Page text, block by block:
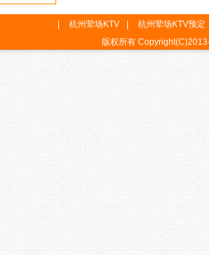
杭州荤场KTV
杭州荤场KTV预定
版权所有